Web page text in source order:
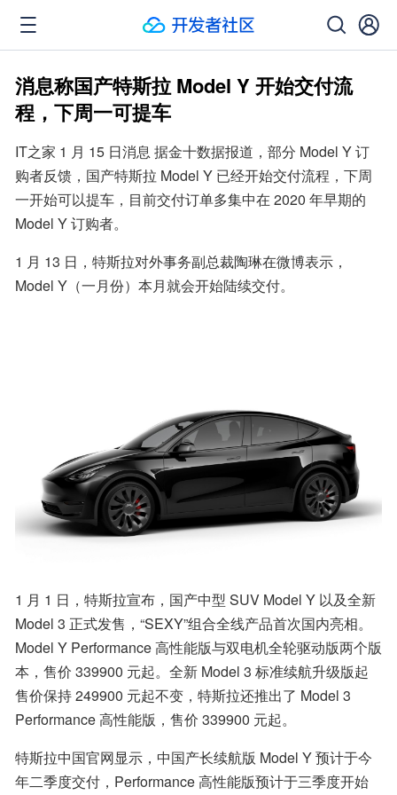
消息称国产特斯拉 Model Y 开始交付流
程，下周一可提车
IT之家 1 月 15 日消息 据金十数据报道，部分 Model Y 订
购者反馈，国产特斯拉 Model Y 已经开始交付流程，下周
一开始可以提车，目前交付订单多集中在 2020 年早期的
Model Y 订购者。
1 月 13 日，特斯拉对外事务副总裁陶琳在微博表示，
Model Y（一月份）本月就会开始陆续交付。
1 月 1 日，特斯拉宣布，国产中型 SUV Model Y 以及全新
Model 3 正式发售，“SEXY”组合全线产品首次国内亮相。
Model Y Performance 高性能版与双电机全轮驱动版两个版
本，售价 339900 元起。全新 Model 3 标准续航升级版起
售价保持 249900 元起不变，特斯拉还推出了 Model 3
Performance 高性能版，售价 339900 元起。
特斯拉中国官网显示，中国产长续航版 Model Y 预计于今
年二季度交付，Performance 高性能版预计于三季度开始